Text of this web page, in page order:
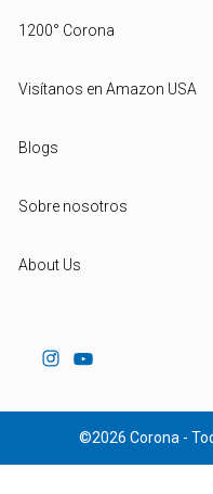
1200° Corona
Visítanos en Amazon USA
Blogs
Sobre nosotros
About Us
©2026 Corona -